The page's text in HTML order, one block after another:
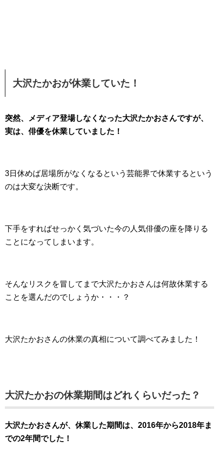
大沢たかおが休業していた！
突然、メディア登場しなくなった大沢たかおさんですが、
実は、俳優を休業していました！
3日休めば居場所がなくなるという芸能界で休業するという
のは大変な決断です。
下手をすればせっかく気づいた今の人気俳優の座を降りる
ことになってしまいます。
そんなリスクを冒してまで大沢たかおさんは何故休業する
ことを選んだのでしょうか・・・？
大沢たかおさんの休業の真相について調べてみました！
大沢たかおの休業期間はどれくらいだった？
大沢たかおさんが、休業した期間は、2016年から2018年ま
での2年間でした！